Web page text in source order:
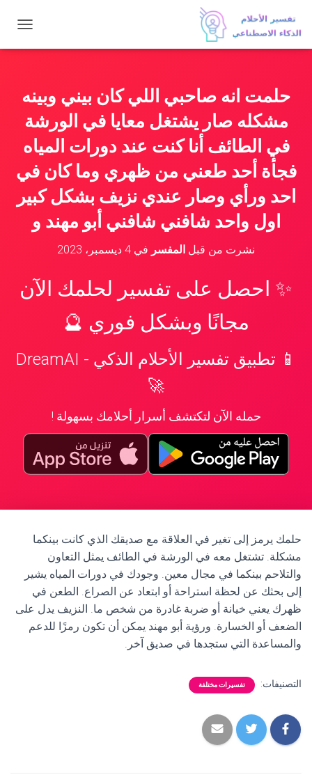
ب
ا
ق
حلمت انه صاحبي اللي كان بيني وبينه
مشكله صار يشتغل معايا في الورشة
في الطائف أنا كنت عند دورات المياه
فجأة أحد طعني من ظهري وما كان في
احد ورأي وصار عندي نزيف بشكل كبير
اول واحد شافني شافني أبو مهند و
نشرت من قبل المفسر في 4 ديسمبر، 2023
✨ احصل على تفسير لحلمك الآن
مجانًا وبشكل فوري 🔮
📱 تطبيق تفسير الأحلام الذكي - DreamAI
🚀
حمله الآن لتكتشف أسرار أحلامك بسهولة !
حلمك يرمز إلى تغير في العلاقة مع صديقك الذي كانت بينكما
مشكلة. تشتغل معه في الورشة في الطائف يمثل التعاون
والتلاحم بينكما في مجال معين. وجودك في دورات المياه يشير
إلى بحثك عن لحظة استراحة أو ابتعاد عن الصراع. الطعن في
ظهرك يعني خيانة أو ضربة غادرة من شخص ما. النزيف يدل على
الضعف أو الخسارة. ورؤية أبو مهند يمكن أن تكون رمزًا للدعم
والمساعدة التي ستجدها في صديق آخر.
التصنيفات: تفسيرات مختلفة